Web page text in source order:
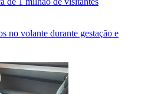
no volante durante gestação e